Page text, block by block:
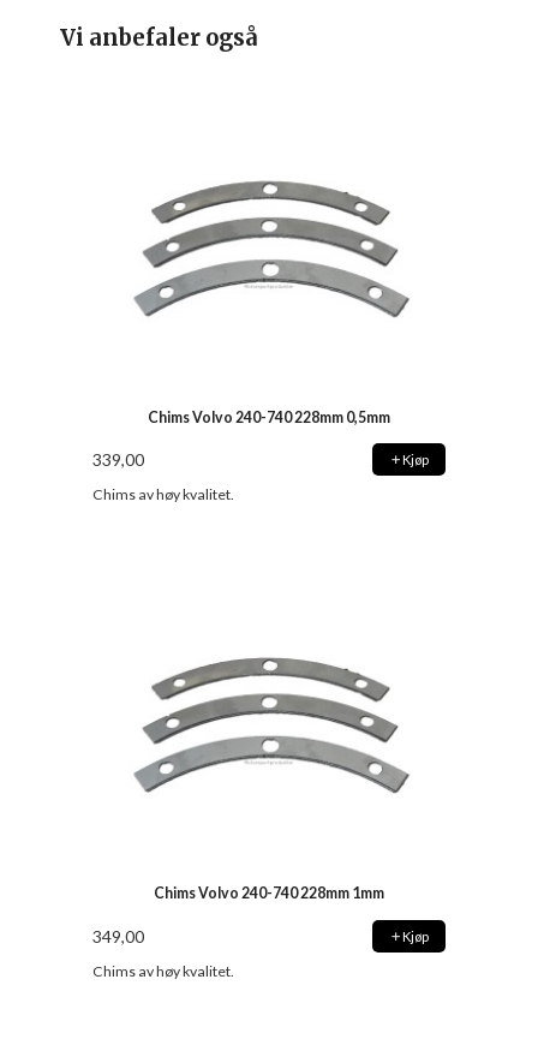
Vi anbefaler også
Chims Volvo 240-740 228mm 0,5mm
339,00 Kjøp
Chims av høy kvalitet.
Chims Volvo 240-740 228mm 1mm
349,00 Kjøp
Chims av høy kvalitet.